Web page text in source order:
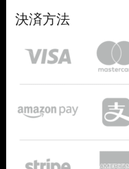
決済方法